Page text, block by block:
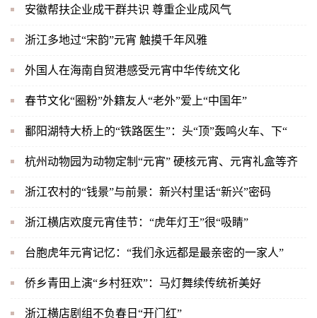
安徽帮扶企业成干群共识 尊重企业成风气
浙江多地过“宋韵”元宵 触摸千年风雅
外国人在海南自贸港感受元宵中华传统文化
春节文化“圈粉”外籍友人“老外”爱上“中国年”
鄱阳湖特大桥上的“铁路医生”：头“顶”轰鸣火车、下“
杭州动物园为动物定制“元宵” 硬核元宵、元宵礼盒等齐
浙江农村的“钱景”与前景：新兴村里话“新兴”密码
浙江横店欢度元宵佳节：“虎年灯王”很“吸睛”
台胞虎年元宵记忆：“我们永远都是最亲密的一家人”
侨乡青田上演“乡村狂欢”：马灯舞续传统祈美好
浙江横店剧组不负春日“开门红”